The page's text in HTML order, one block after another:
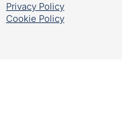
Privacy Policy
Cookie Policy